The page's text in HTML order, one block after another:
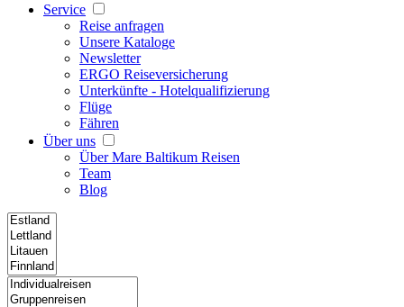
Service
Reise anfragen
Unsere Kataloge
Newsletter
ERGO Reiseversicherung
Unterkünfte - Hotelqualifizierung
Flüge
Fähren
Über uns
Über Mare Baltikum Reisen
Team
Blog